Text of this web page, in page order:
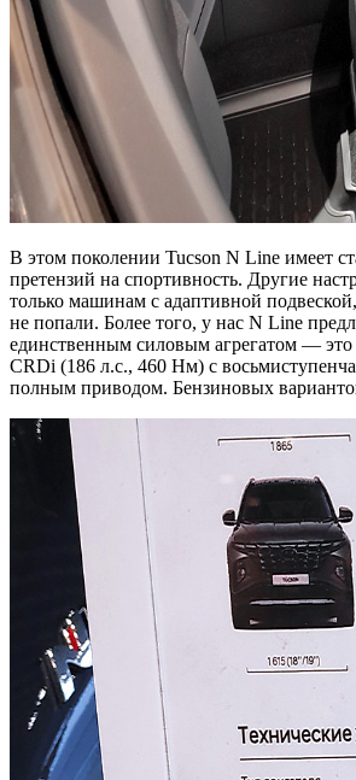
В этом поколении Tucson N Line имеет
претензий на спортивность. Другие
только машинам с адаптивной
не попали. Более того, у нас N Line
единственным силовым агрегатом — это
CRDi (186 л.с., 460 Нм) с
полным приводом. Бензиновых